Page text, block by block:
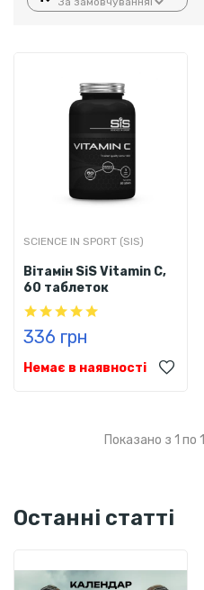
SCIENCE IN SPORT (SIS)
Вітамін SiS Vitamin C,
60 таблеток
336 грн
Немає в наявності
Показано з 1 по
Останні статті